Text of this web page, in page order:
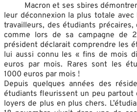
Macron et ses sbires
leur déconnexion la plus totale
travailleurs, des étudiants
comme lors de sa campagne de
président déclarait comprendre les
lui aussi connu les « fins de mois
euros par mois. Rares sont les
1000 euros par mois !
Depuis quelques années des
étudiants fleurissent un peu partout
loyers de plus en plus chers.